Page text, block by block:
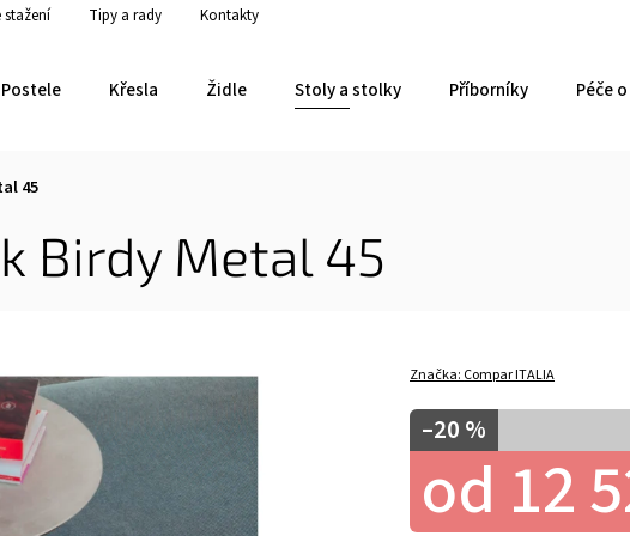
stažení Tipy a rady Kontakty
Postele Křesla Židle Stoly a stolky Příborníky Péče
45
Birdy Metal 45
Značka: Compar ITALIA
–20 %
od 12